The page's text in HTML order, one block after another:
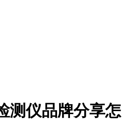
测仪品牌分享怎